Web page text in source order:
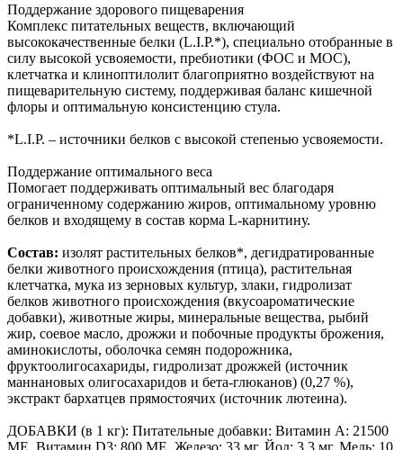
Поддержание здорового пищеварения
Комплекс питательных веществ, включающий
высококачественные белки (L.I.P.*), специально отобранные в
силу высокой усвояемости, пребиотики (ФОС и МОС),
клетчатка и клиноптилолит благоприятно воздействуют на
пищеварительную систему, поддерживая баланс кишечной
флоры и оптимальную консистенцию стула.
*L.I.P. – источники белков с высокой степенью усвояемости.
Поддержание оптимального веса
Помогает поддерживать оптимальный вес благодаря
ограниченному содержанию жиров, оптимальному уровню
белков и входящему в состав корма L-карнитину.
Состав: изолят растительных белков*, дегидратированные
белки животного происхождения (птица), растительная
клетчатка, мука из зерновых культур, злаки, гидролизат
белков животного происхождения (вкусоароматические
добавки), животные жиры, минеральные вещества, рыбий
жир, соевое масло, дрожжи и побочные продукты брожения,
аминокислоты, оболочкa семян подорожника,
фруктоолигосахариды, гидролизат дрожжей (источник
мaннановых олигосахаридов и бета-глюканов) (0,27 %),
экстракт бархатцев прямостоячих (источник лютеина).
ДОБАВКИ (в 1 кг): Питательные добавки: Витамин A: 21500
ME, Витамин D3: 800 ME, Железо: 33 мг, Йод: 3,3 мг, Медь: 10